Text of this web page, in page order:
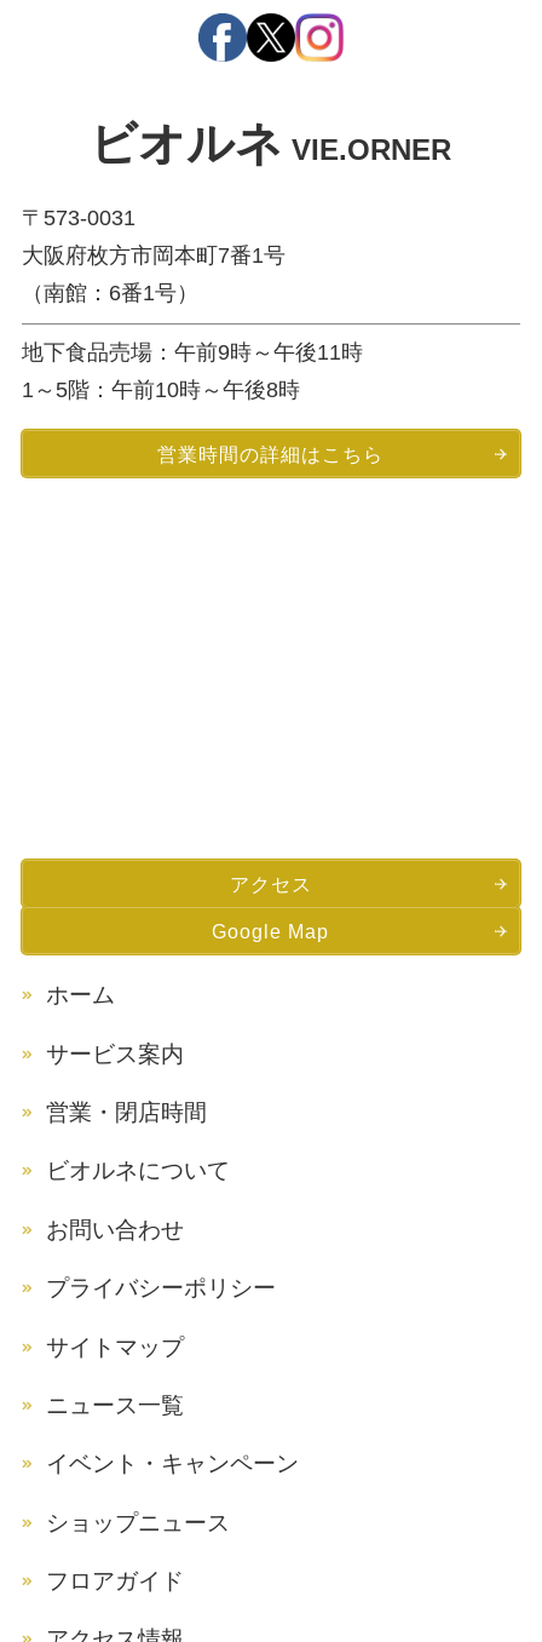
ビオルネ VIE.ORNER
〒573-0031
大阪府枚方市岡本町7番1号
（南館：6番1号）
地下食品売場：午前9時～午後11時
1～5階：午前10時～午後8時
営業時間の詳細はこちら
アクセス
Google Map
ホーム
サービス案内
営業・閉店時間
ビオルネについて
お問い合わせ
プライバシーポリシー
サイトマップ
ニュース一覧
イベント・キャンペーン
ショップニュース
フロアガイド